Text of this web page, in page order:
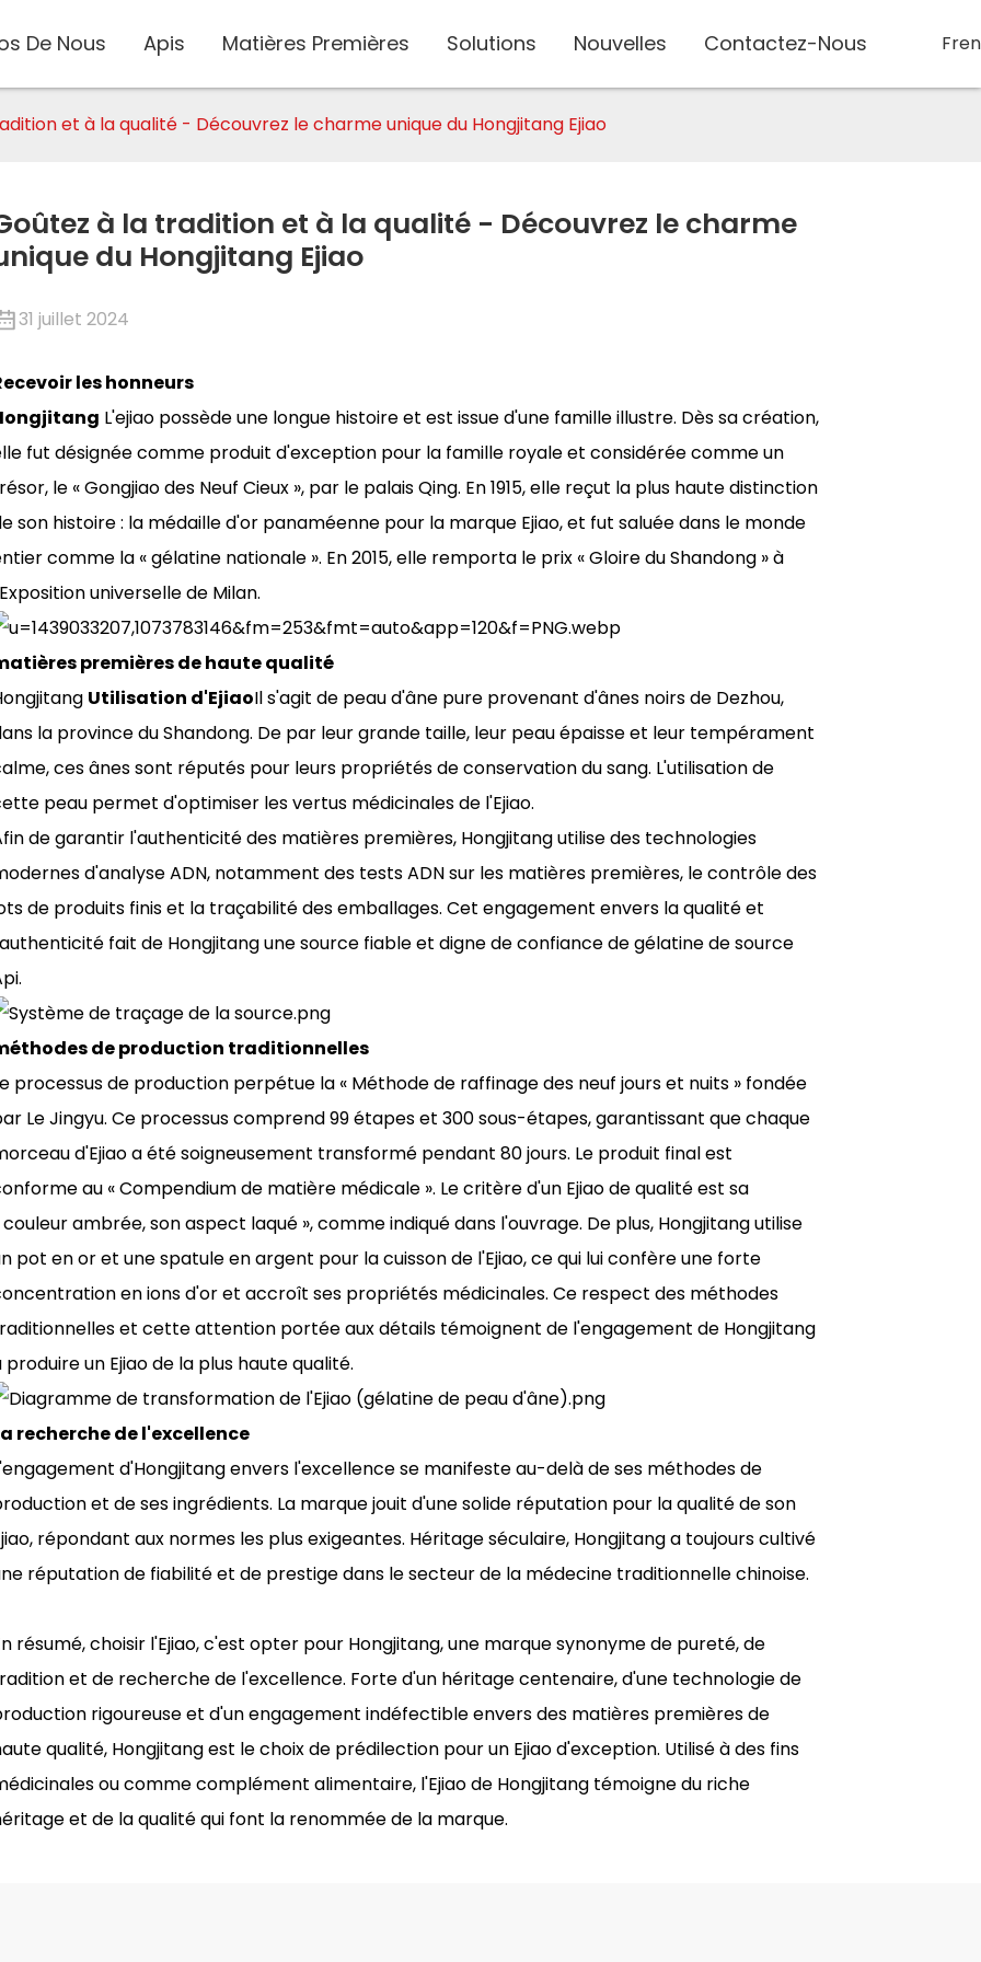
De Nous Apis Matières Premières Solutions Nouvelles Contactez-Nous
et à la qualité - Découvrez le charme unique du Hongjitang Ejiao
Montmorillonite
à la tradition et à la qualité - Découvrez le charme
du Hongjitang Ejiao
31 juillet 2024
les honneurs
L'ejiao possède une longue histoire et est issue d'une famille illustre. Dès sa création,
fut désignée comme produit d'exception pour la famille royale et considérée comme un
le « Gongjiao des Neuf Cieux », par le palais Qing. En 1915, elle reçut la plus haute distinction
son histoire : la médaille d'or panaméenne pour la marque Ejiao, et fut saluée dans le monde
comme la « gélatine nationale ». En 2015, elle remporta le prix « Gloire du Shandong » à
universelle de Milan.
premières de haute qualité
Utilisation d'EjiaoIl s'agit de peau d'âne pure provenant d'ânes noirs de Dezhou,
la province du Shandong. De par leur grande taille, leur peau épaisse et leur tempérament
ces ânes sont réputés pour leurs propriétés de conservation du sang. L'utilisation de
peau permet d'optimiser les vertus médicinales de l'Ejiao.
de garantir l'authenticité des matières premières, Hongjitang utilise des technologies
d'analyse ADN, notamment des tests ADN sur les matières premières, le contrôle des
de produits finis et la traçabilité des emballages. Cet engagement envers la qualité et
fait de Hongjitang une source fiable et digne de confiance de gélatine de source
de production traditionnelles
processus de production perpétue la « Méthode de raffinage des neuf jours et nuits » fondée
Le Jingyu. Ce processus comprend 99 étapes et 300 sous-étapes, garantissant que chaque
d'Ejiao a été soigneusement transformé pendant 80 jours. Le produit final est
au « Compendium de matière médicale ». Le critère d'un Ejiao de qualité est sa
couleur ambrée, son aspect laqué », comme indiqué dans l'ouvrage. De plus, Hongjitang utilise
pot en or et une spatule en argent pour la cuisson de l'Ejiao, ce qui lui confère une forte
en ions d'or et accroît ses propriétés médicinales. Ce respect des méthodes
et cette attention portée aux détails témoignent de l'engagement de Hongjitang
produire un Ejiao de la plus haute qualité.
recherche de l'excellence
d'Hongjitang envers l'excellence se manifeste au-delà de ses méthodes de
et de ses ingrédients. La marque jouit d'une solide réputation pour la qualité de son
répondant aux normes les plus exigeantes. Héritage séculaire, Hongjitang a toujours cultivé
réputation de fiabilité et de prestige dans le secteur de la médecine traditionnelle chinoise.
résumé, choisir l'Ejiao, c'est opter pour Hongjitang, une marque synonyme de pureté, de
et de recherche de l'excellence. Forte d'un héritage centenaire, d'une technologie de
rigoureuse et d'un engagement indéfectible envers des matières premières de
qualité, Hongjitang est le choix de prédilection pour un Ejiao d'exception. Utilisé à des fins
ou comme complément alimentaire, l'Ejiao de Hongjitang témoigne du riche
et de la qualité qui font la renommée de la marque.